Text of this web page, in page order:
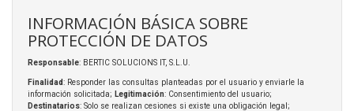
INFORMACIÓN BÁSICA SOBRE
PROTECCIÓN DE DATOS
Responsable: BERTIC SOLUCIONS IT, S.L.U.
Finalidad: Responder las consultas planteadas por el usuario y enviarle la
información solicitada; Legitimación: Consentimiento del usuario;
Destinatarios: Solo se realizan cesiones si existe una obligación legal;